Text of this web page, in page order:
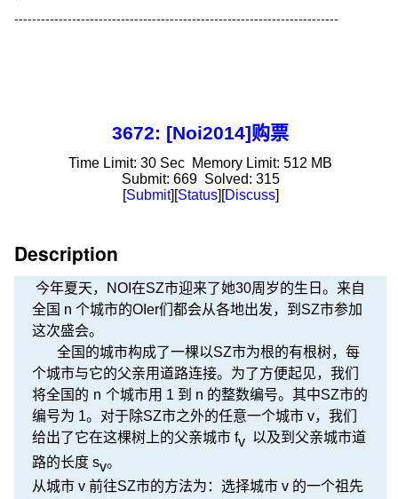
-------------------------------------------------------------------------
3672: [Noi2014]购票
Time Limit: 30 Sec Memory Limit: 512 MB
Submit: 669 Solved: 315
[Submit][Status][Discuss]
Description
今年夏天，NOI在SZ市迎来了她30周岁的生日。来自
全国 n 个城市的OIer们都会从各地出发，到SZ市参加
这次盛会。
全国的城市构成了一棵以SZ市为根的有根树，每
个城市与它的父亲用道路连接。为了方便起见，我们
将全国的 n 个城市用 1 到 n 的整数编号。其中SZ市的
编号为 1。对于除SZ市之外的任意一个城市v，我们
给出了它在这棵树上的父亲城市 fv 以及到父亲城市道
路的长度 sv。
从城市 v 前往SZ市的方法为：选择城市 v 的一个祖先